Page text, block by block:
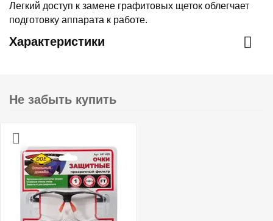
Легкий доступ к замене графитовых щеток облегчает
подготовку аппарата к работе.
Характеристики
Не забыть купить